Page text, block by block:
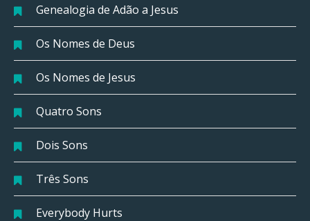
Genealogia de Adão a Jesus
Os Nomes de Deus
Os Nomes de Jesus
Quatro Sons
Dois Sons
Três Sons
Everybody Hurts